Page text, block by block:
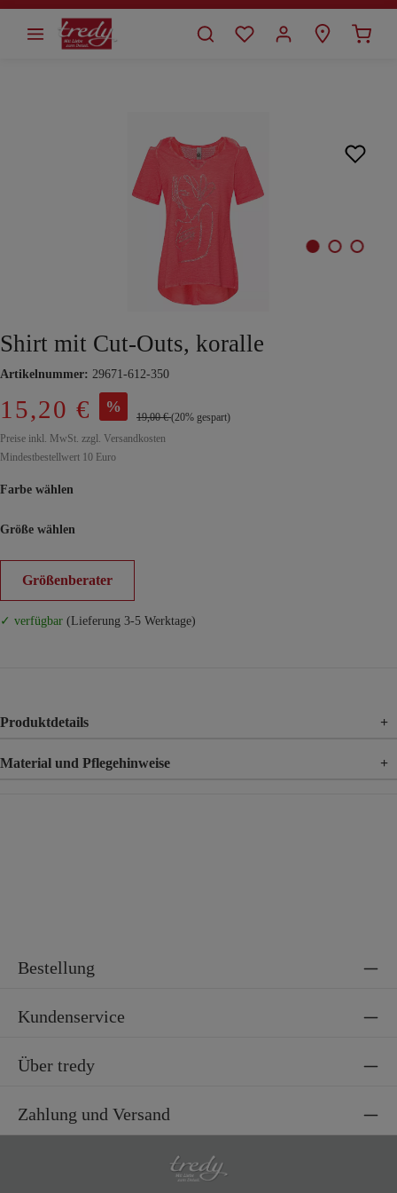
springen
Shirt mit Cut-Outs, koralle
Artikelnummer: 29671-612-350
15,20 € %
19,00 €(20% gespart)
Preise inkl. MwSt. zzgl. Versandkosten
Mindestbestellwert 10 Euro
Farbe wählen
Größe wählen
Größenberater
✓ verfügbar (Lieferung 3-5 Werktage)
Produktdetails +
Material und Pflegehinweise +
Bestellung
Kundenservice
Über tredy
Zahlung und Versand